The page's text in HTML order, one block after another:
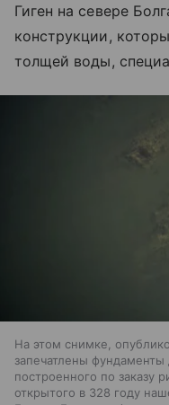
Гиген на севере
конструкции,
толщей воды,
На этом снимке,
запечатлены фундаменты
построенного по заказу
открытого в 328 году